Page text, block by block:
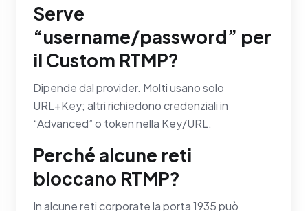
Serve
“username/password” per
il Custom RTMP?
Dipende dal provider. Molti usano solo
URL+Key; altri richiedono credenziali in
“Advanced” o token nella Key/URL.
Perché alcune reti
bloccano RTMP?
In alcune reti corporate la porta 1935 può